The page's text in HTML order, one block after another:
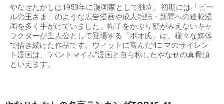
やなせたかしは1953年に漫画家として独立、初期には「ビー
ルの王さま」のような広告漫画や成人雑誌・新聞への連載漫
画を多く手がけていました。帽子をかぶり顔がみえないキャ
ラクターが主人公として登場する「ボオ氏」は、様々な媒体
で描き続けた作品です。ウィットに富んだ4コマのサイレン
ト漫画は、“パントマイム”漫画と自ら称したやなせの真骨頂
といえます。